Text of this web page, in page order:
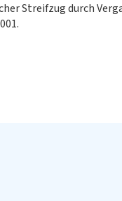
Streifzug durch